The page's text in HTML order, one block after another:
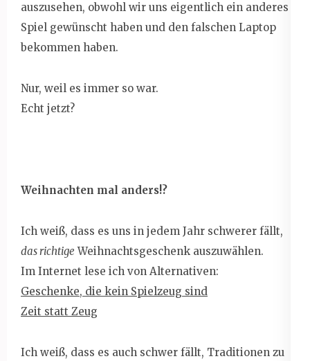
auszusehen, obwohl wir uns eigentlich ein anderes
Spiel gewünscht haben und den falschen Laptop
bekommen haben.
Nur, weil es immer so war.
Echt jetzt?
Weihnachten mal anders!?
Ich weiß, dass es uns in jedem Jahr schwerer fällt,
das richtige Weihnachtsgeschenk auszuwählen.
Im Internet lese ich von Alternativen:
Geschenke, die kein Spielzeug sind
Zeit statt Zeug
Ich weiß, dass es auch schwer fällt, Traditionen zu